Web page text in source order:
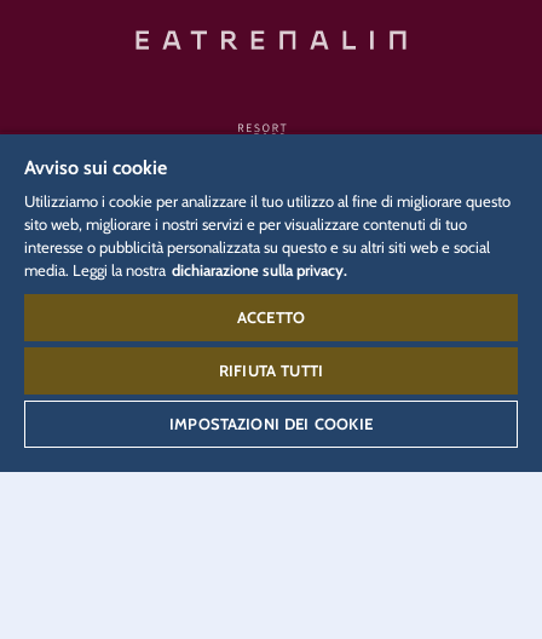
SITI INTERNET COLLEGATI
Carriera
Portale stampa
Accredito stampa Biglietteria Eatrenalin
JUNIOR CLUB Portale partner
Avviso sui cookie
Utilizziamo i cookie per analizzare il tuo utilizzo al fine di migliorare questo
sito web, migliorare i nostri servizi e per visualizzare contenuti di tuo
interesse o pubblicità personalizzata su questo e su altri siti web e social
media. Leggi la nostra dichiarazione sulla privacy.
ACCETTO
RIFIUTA TUTTI
IMPOSTAZIONI DEI COOKIE